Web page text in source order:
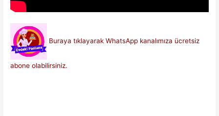
Buraya tıklayarak WhatsApp kanalımıza ücretsiz
abone olabilirsiniz.